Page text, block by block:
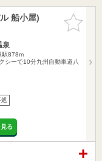
お気に入
りに追加
船小屋)
泉
駅878m
シーで10分九州自動車道八
処
る